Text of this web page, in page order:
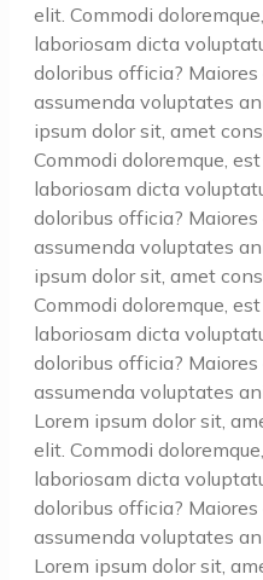
elit. Commodi
laboriosam dicta
doloribus officia?
assumenda voluptates
ipsum dolor sit, amet
Commodi doloremque,
laboriosam dicta
doloribus officia?
assumenda voluptates
ipsum dolor sit, amet
Commodi doloremque,
laboriosam dicta
doloribus officia?
assumenda voluptates
Lorem ipsum dolor sit,
elit. Commodi
laboriosam dicta
doloribus officia?
assumenda voluptates
Lorem ipsum dolor sit,